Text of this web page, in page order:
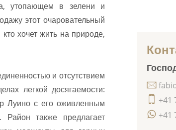
утопающем в зелени и
этот очаровательный
хочет жить на природе,
и отсутствием
легкой досягаемости:
Луино с его оживленным
также предлагает
+41
+41